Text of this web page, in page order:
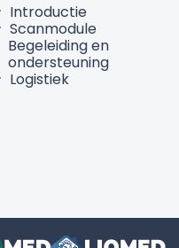
Introductie
Scanmodule
Begeleiding en
ondersteuning
Logistiek